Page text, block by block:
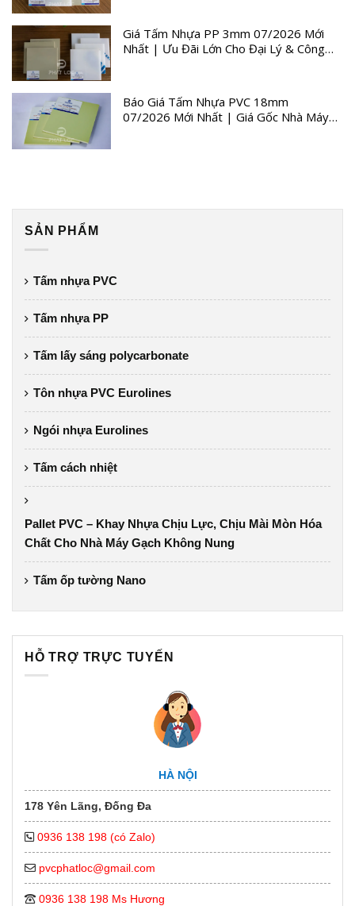
Giá Tấm Nhựa PP 3mm 07/2026 Mới
Nhất | Ưu Đãi Lớn Cho Đại Lý & Công
Báo Giá Tấm Nhựa PVC 18mm
07/2026 Mới Nhất | Giá Gốc Nhà Máy
SẢN PHẨM
Tấm nhựa PVC
Tấm nhựa PP
Tấm lấy sáng polycarbonate
Tôn nhựa PVC Eurolines
Ngói nhựa Eurolines
Tấm cách nhiệt
Pallet PVC – Khay Nhựa Chịu Lực, Chịu Mài Mòn Hóa
Chất Cho Nhà Máy Gạch Không Nung
Tấm ốp tường Nano
HỖ TRỢ TRỰC TUYẾN
HÀ NỘI
178 Yên Lãng, Đống Đa
0936 138 198 (có Zalo)
pvcphatloc@gmail.com
0936 138 198 Ms Hương